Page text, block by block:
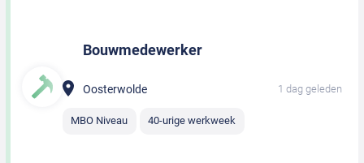
Bouwmedewerker
Oosterwolde 1 dag geleden
MBO Niveau 40-urige werkweek